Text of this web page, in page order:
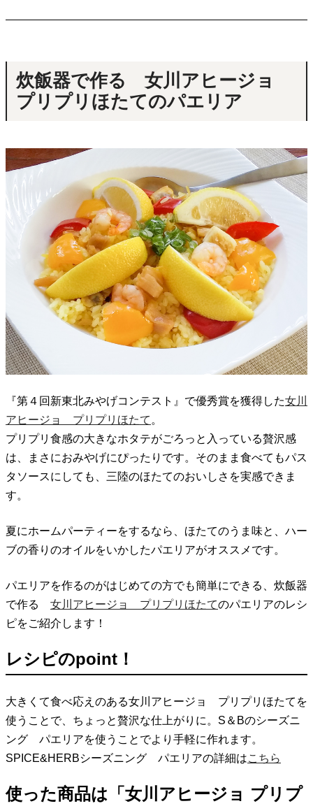
炊飯器で作る 女川アヒージョ
プリプリほたてのパエリア
『第４回新東北みやげコンテスト』で優秀賞を獲得した女川
アヒージョ プリプリほたて 。
プリプリ食感の大きなホタテがごろっと入っている贅沢感
は、まさにおみやげにぴったりです。そのまま食べてもパス
タソースにしても、三陸のほたてのおいしさを実感できま
す。
夏にホームパーティーをするなら、ほたてのうま味と、ハー
ブの香りのオイルをいかしたパエリアがオススメです。
パエリアを作るのがはじめての方でも簡単にできる、炊飯器
で作る 女川アヒージョ プリプリほたてのパエリアのレシ
ピをご紹介します！
レシピのpoint！
大きくて食べ応えのある女川アヒージョ プリプリほたてを
使うことで、ちょっと贅沢な仕上がりに。S＆Bのシーズニ
ング パエリアを使うことでより手軽に作れます。
SPICE&HERBシーズニング パエリアの詳細はこちら
使った商品は「女川アヒージョ プリプ